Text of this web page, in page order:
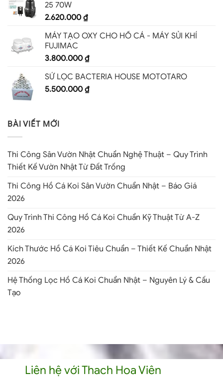
25 70W
2.620.000₫
MÁY TẠO OXY CHO HỒ CÁ - MÁY SỦI KHÍ
FUJIMAC
3.800.000₫
SỨ LỌC BACTERIA HOUSE MOTOTARO
5.500.000₫
BÀI VIẾT MỚI
Thi Công Sân Vườn Nhật Chuẩn Nghệ Thuật – Quy Trình
Thiết Kế Vườn Nhật Từ Đất Trống
Thi Công Hồ Cá Koi Sân Vườn Chuẩn Nhật – Báo Giá
2026
Quy Trình Thi Công Hồ Cá Koi Chuẩn Kỹ Thuật Từ A-Z
2026
Kích Thước Hồ Cá Koi Tiêu Chuẩn – Thiết Kế Chuẩn Nhật
2026
Hệ Thống Lọc Hồ Cá Koi Chuẩn Nhật – Nguyên Lý & Cấu
Tạo
Liên hệ với Thach Hoa Viên